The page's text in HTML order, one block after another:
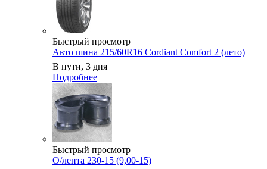
Быстрый просмотр
Авто шина 215/60R16 Cordiant Comfort 2 (лето)
В пути, 3 дня
Подробнее
Быстрый просмотр
О/лента 230-15 (9,00-15)